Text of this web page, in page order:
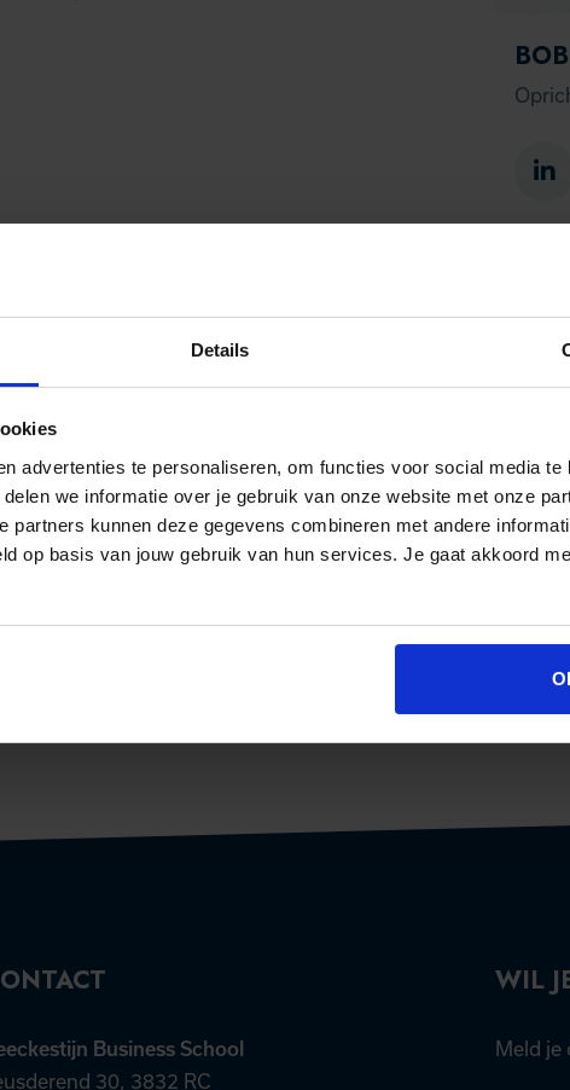
Details
advertenties te personaliseren, om functies voor social media te
we informatie over je gebruik van onze website met onze
partners kunnen deze gegevens combineren met andere
op basis van jouw gebruik van hun services. Je gaat akkoord
Business School
30, 3832 RC
WIL
Meld je